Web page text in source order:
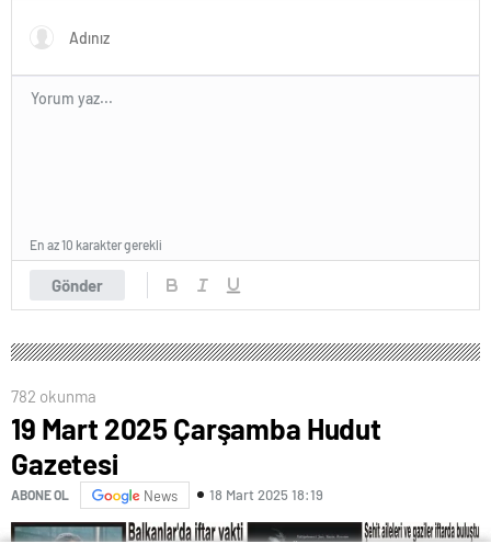
Gönder
En az 10 karakter gerekli
782 okunma
19 Mart 2025 Çarşamba Hudut
Gazetesi
ABONE OL News 18 Mart 2025 18:19